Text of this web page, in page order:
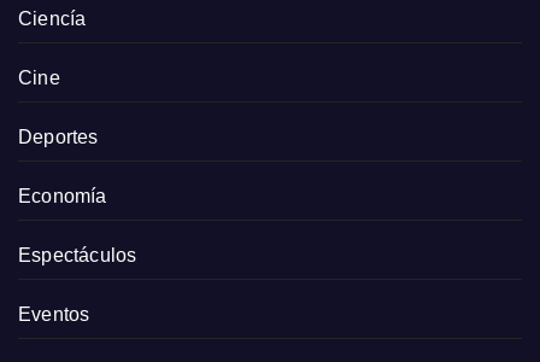
Ciencía
Cine
Deportes
Economía
Espectáculos
Eventos